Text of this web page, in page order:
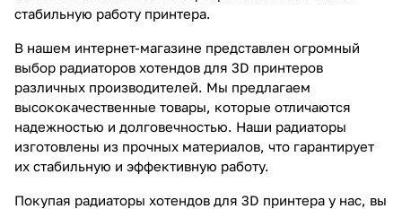
стабильную работу принтера.
В нашем интернет-магазине представлен огромный
выбор радиаторов хотендов для 3D принтеров
различных производителей. Мы предлагаем
высококачественные товары, которые отличаются
надежностью и долговечностью. Наши радиаторы
изготовлены из прочных материалов, что гарантирует
их стабильную и эффективную работу.
Покупая радиаторы хотендов для 3D принтера у нас, вы